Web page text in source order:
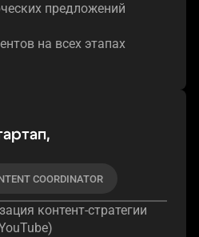
предложений
на всех этапах
COORDINATOR
контент-стратегии